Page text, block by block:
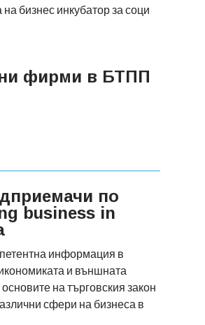
бизнес инкубатор за соци
фирми в БТПП
по
business in
информация в
и външната
на търговския закон
сфери на бизнеса в